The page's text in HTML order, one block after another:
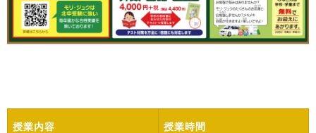
授業内容 授業時間